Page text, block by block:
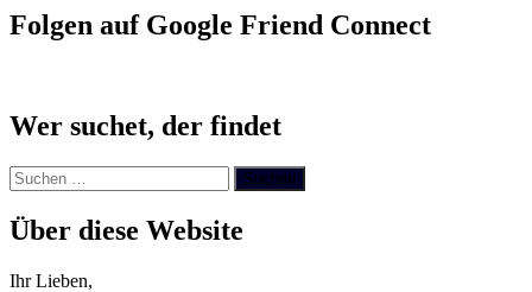
Folgen auf Google Friend Connect
Wer suchet, der findet
Suchen
nach:
Über diese Website
Ihr Lieben,